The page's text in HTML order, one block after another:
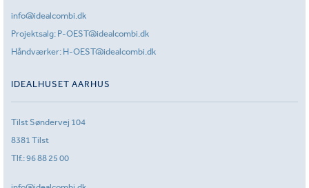
info@idealcombi.dk
Projektsalg: P-OEST@idealcombi.dk
Håndværker: H-OEST@idealcombi.dk
IDEALHUSET AARHUS
Tilst Søndervej 104
8381 Tilst
Tlf.:96 88 25 00